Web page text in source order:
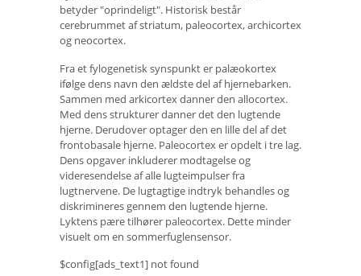
betyder "oprindeligt". Historisk består
cerebrummet af striatum, paleocortex, archicortex
og neocortex.
Fra et fylogenetisk synspunkt er palæokortex
ifølge dens navn den ældste del af hjernebarken.
Sammen med arkicortex danner den allocortex.
Med dens strukturer danner det den lugtende
hjerne. Derudover optager den en lille del af det
frontobasale hjerne. Paleocortex er opdelt i tre lag.
Dens opgaver inkluderer modtagelse og
videresendelse af alle lugteimpulser fra
lugtnervene. De lugtagtige indtryk behandles og
diskrimineres gennem den lugtende hjerne.
Lyktens pære tilhører paleocortex. Dette minder
visuelt om en sommerfuglensensor.
$config[ads_text1] not found